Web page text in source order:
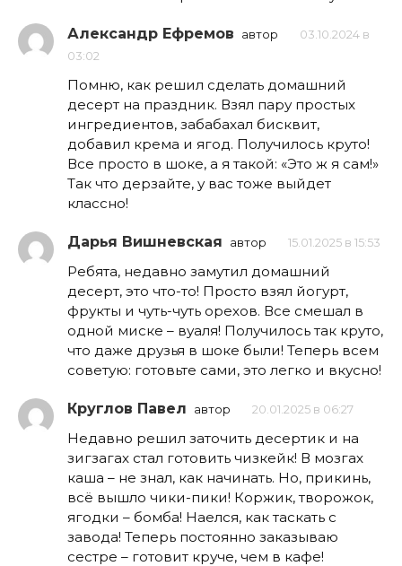
Александр Ефремов автор
03.10.2024 в
03:02
Помню, как решил сделать домашний
десерт на праздник. Взял пару простых
ингредиентов, забабахал бисквит,
добавил крема и ягод. Получилось круто!
Все просто в шоке, а я такой: «Это ж я сам!»
Так что дерзайте, у вас тоже выйдет
классно!
Дарья Вишневская автор 15.01.2025 в 15:53
Ребята, недавно замутил домашний
десерт, это что-то! Просто взял йогурт,
фрукты и чуть-чуть орехов. Все смешал в
одной миске – вуаля! Получилось так круто,
что даже друзья в шоке были! Теперь всем
советую: готовьте сами, это легко и вкусно!
Круглов Павел автор 20.01.2025 в 06:27
Недавно решил заточить десертик и на
зигзагах стал готовить чизкейк! В мозгах
каша – не знал, как начинать. Но, прикинь,
всё вышло чики-пики! Коржик, творожок,
ягодки – бомба! Наелся, как таскать с
завода! Теперь постоянно заказываю
сестре – готовит круче, чем в кафе!